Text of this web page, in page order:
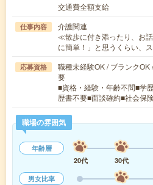
交通費全額支給
仕事内容
介護関連
≪散歩に付き添ったり、お
に簡単！」と思うくらい、
応募資格
職種未経験OK / ブランク
要
■資格・経験・年齢不問■学
歴書不要■面談確約■社会保
職場の雰囲気
年齢層
20代
30代
男女比率